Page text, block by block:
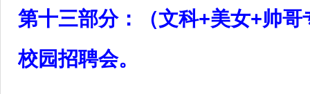
第十三部分：
（文科+美女+帅
校园招聘会。